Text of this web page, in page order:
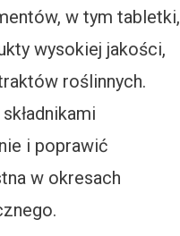
w tym tabletki,
wysokiej jakości,
roślinnych.
i poprawić
w okresach